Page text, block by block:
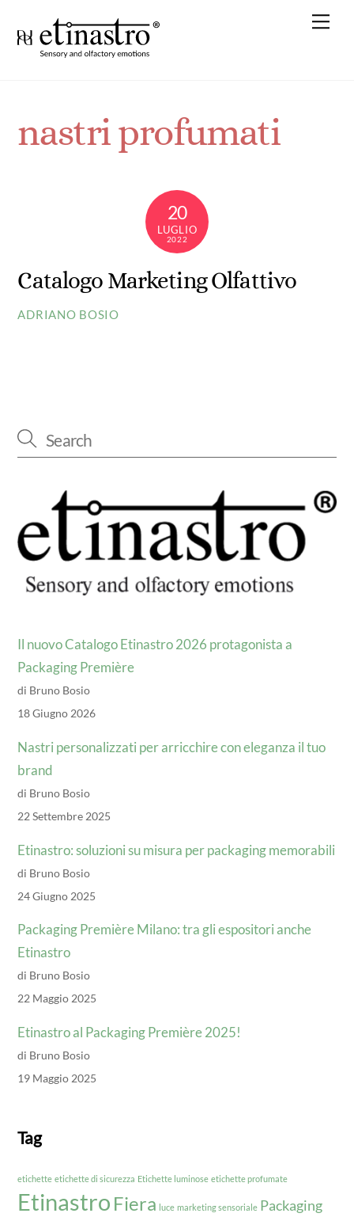
content
nastri profumati
20
LUGLIO
2022
Catalogo Marketing Olfattivo
ADRIANO BOSIO
Il nuovo Catalogo Etinastro 2026 protagonista a
Packaging Première
di Bruno Bosio
18 Giugno 2026
Nastri personalizzati per arricchire con eleganza il tuo
brand
di Bruno Bosio
22 Settembre 2025
Etinastro: soluzioni su misura per packaging memorabili
di Bruno Bosio
24 Giugno 2025
Packaging Première Milano: tra gli espositori anche
Etinastro
di Bruno Bosio
22 Maggio 2025
Etinastro al Packaging Première 2025!
di Bruno Bosio
19 Maggio 2025
Tag
etichette etichette di sicurezza Etichette luminose etichette profumate
Etinastro Fiera luce marketing sensoriale Packaging